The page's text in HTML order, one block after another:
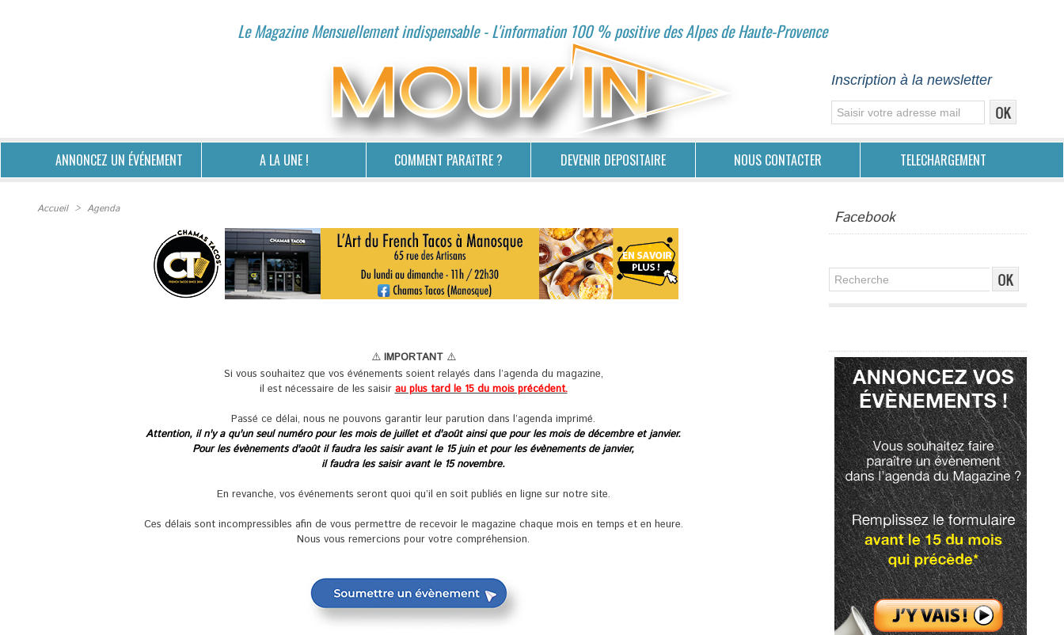
Le Magazine Mensuellement indispensable - L'information 100 % positive des Alpes de Haute-Provence
Inscription à la newsletter
ANNONCEZ UN ÉVÉNEMENT A LA UNE ! COMMENT PARAîTRE ? DEVENIR DEPOSITAIRE NOUS CONTACTER TELECHARGEMENT
Accueil > Agenda
⚠️ IMPORTANT⚠️
Si vous souhaitez que vos événements soient relayés dans l’agenda du magazine,
il est nécessaire de les saisirau plus tard le 15 du mois précédent.
Passé ce délai, nous ne pouvons garantir leur parution dans l’agenda imprimé.
Attention, il n'y a qu'un seul numéro pour les mois de juillet et d'août ainsi que pour les mois de décembre et janvier.
Pour les évènements d'août il faudra les saisir avant le 15 juin et pour les évènements de janvier,
il faudra les saisir avant le 15 novembre.
En revanche, vos événements seront quoi qu’il en soit publiés en ligne sur notre site.
Ces délais sont incompressibles afin de vous permettre de recevoir le magazine chaque mois en temps et en heure.
Nous vous remercions pour votre compréhension.
Facebook